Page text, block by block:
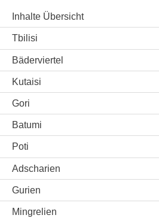
Inhalte Übersicht
Tbilisi
Bäderviertel
Kutaisi
Gori
Batumi
Poti
Adscharien
Gurien
Mingrelien